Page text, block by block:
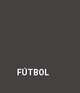
FÚTBOL